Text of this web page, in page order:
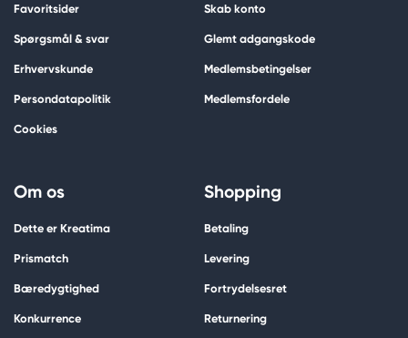
Favoritsider
Spørgsmål & svar
Erhvervskunde
Persondatapolitik
Cookies
Skab konto
Glemt adgangskode
Medlemsbetingelser
Medlemsfordele
Om os
Dette er Kreatima
Prismatch
Bæredygtighed
Konkurrence
Shopping
Betaling
Levering
Fortrydelsesret
Returnering